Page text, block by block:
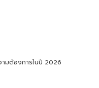
ามต้องการในปี 2026